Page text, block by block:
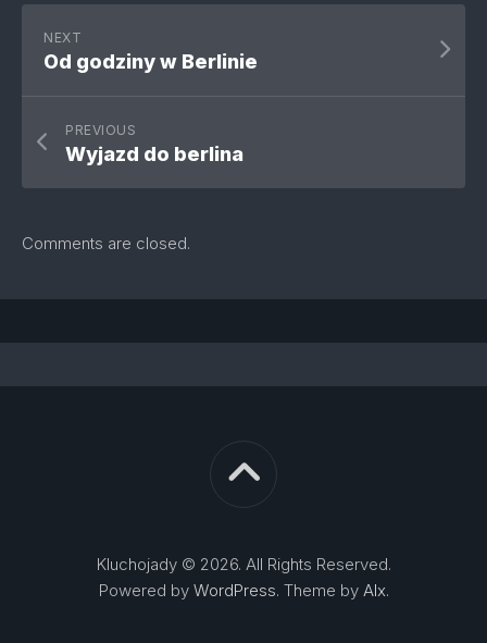
NEXT
Od godziny w Berlinie
PREVIOUS
Wyjazd do berlina
Comments are closed.
Kluchojady © 2026. All Rights Reserved.
Powered by WordPress. Theme by Alx.